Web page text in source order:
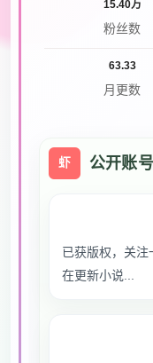
15.40万
粉丝数
63.33
月更数
虾 公开账
已获版权，关
在更新小说...